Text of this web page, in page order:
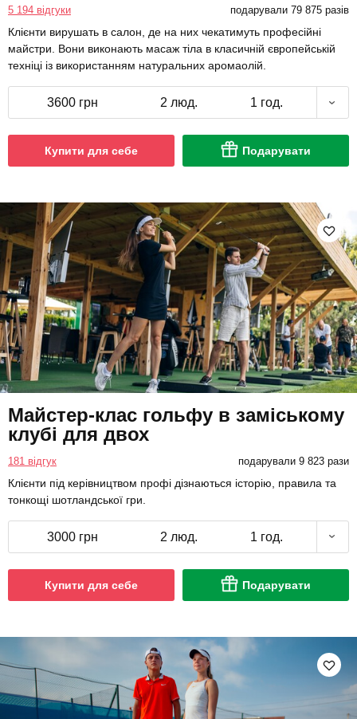
5 194 відгуки подарували 79 875 разів
Клієнти вирушать в салон, де на них чекатимуть професійні
майстри. Вони виконають масаж тіла в класичній європейській
техніці із використанням натуральних аромаолій.
3600 грн 2 люд. 1 год.
Купити для себе Подарувати
Майстер-клас гольфу в заміському
клубі для двох
181 відгук подарували 9 823 рази
Клієнти під керівництвом профі дізнаються історію, правила та
тонкощі шотландської гри.
3000 грн 2 люд. 1 год.
Купити для себе Подарувати